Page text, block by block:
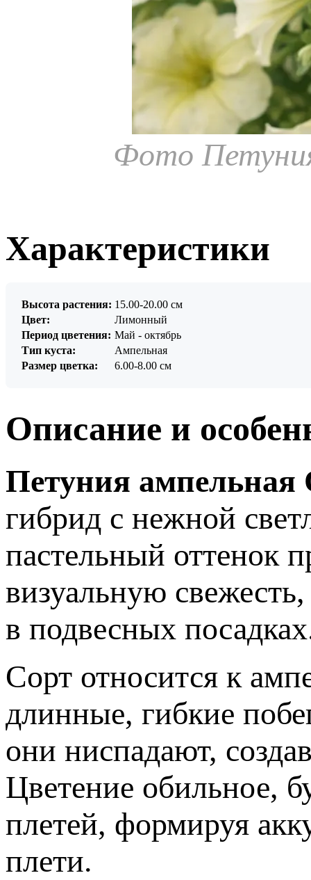
Фото
Характеристики
Высота растения: 15.00-20.00 см
Цвет:
Лимонный
Период цветения: Май - октябрь
Тип куста:
Ампельная
Размер цветка:
6.00-8.00 см
Описание и
Петуния
гибрид с нежной
пастельный оттенок
визуальную
в подвесных
Сорт относится к
длинные, гибкие
они ниспадают,
Цветение обильное,
плетей, формируя
плети.